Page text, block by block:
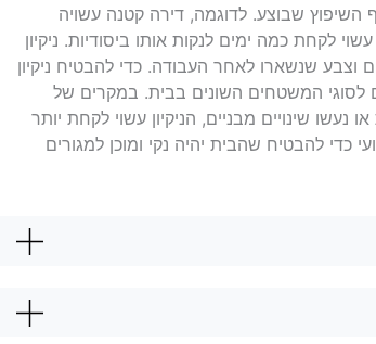
השיפוץ שבוצע. לדוגמה, דירה קטנה עשויה
לקחת כמה ימים לנקות אותו ביסודיות. ניקיון
שנשארו לאחר העבודה. כדי להבטיח ניקיון
לסוגי המשטחים השונים בבית. במקרים של
שינויים מבניים, הניקיון עשוי לקחת יותר
כדי להבטיח שהבית יהיה נקי ומוכן למגורים